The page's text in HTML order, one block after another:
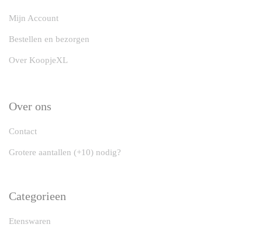
Mijn Account
Bestellen en bezorgen
Over KoopjeXL
Over ons
Contact
Grotere aantallen (+10) nodig?
Categorieen
Etenswaren